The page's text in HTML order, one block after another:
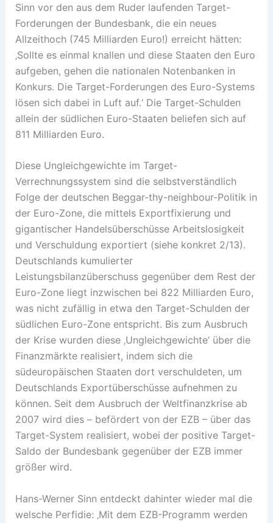
Sinn vor den aus dem Ruder laufenden Target-
Forderungen der Bundesbank, die ein neues
Allzeithoch (745 Milliarden Euro!) erreicht hätten:
‚Sollte es einmal knallen und diese Staaten den Euro
aufgeben, gehen die nationalen Notenbanken in
Konkurs. Die Target-Forderungen des Euro-Systems
lösen sich dabei in Luft auf.‘ Die Target-Schulden
allein der südlichen Euro-Staaten beliefen sich auf
811 Milliarden Euro.
Diese Ungleichgewichte im Target-
Verrechnungssystem sind die selbstverständlich
Folge der deutschen Beggar-thy-neighbour-Politik in
der Euro-Zone, die mittels Exportfixierung und
gigantischer Handelsüberschüsse Arbeitslosigkeit
und Verschuldung exportiert (siehe konkret 2/13).
Deutschlands kumulierter
Leistungsbilanzüberschuss gegenüber dem Rest der
Euro-Zone liegt inzwischen bei 822 Milliarden Euro,
was nicht zufällig in etwa den Target-Schulden der
südlichen Euro-Zone entspricht. Bis zum Ausbruch
der Krise wurden diese ‚Ungleichgewichte‘ über die
Finanzmärkte realisiert, indem sich die
südeuropäischen Staaten dort verschuldeten, um
Deutschlands Exportüberschüsse aufnehmen zu
können. Seit dem Ausbruch der Weltfinanzkrise ab
2007 wird dies – befördert von der EZB – über das
Target-System realisiert, wobei der positive Target-
Saldo der Bundesbank gegenüber der EZB immer
größer wird.
Hans-Werner Sinn entdeckt dahinter wieder mal die
welsche Perfidie: ‚Mit dem EZB-Programm werden